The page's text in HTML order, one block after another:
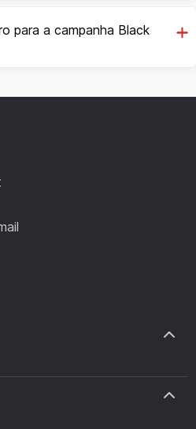
para a campanha Black